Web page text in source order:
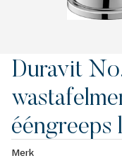
Duravit
ééngreeps
Merk